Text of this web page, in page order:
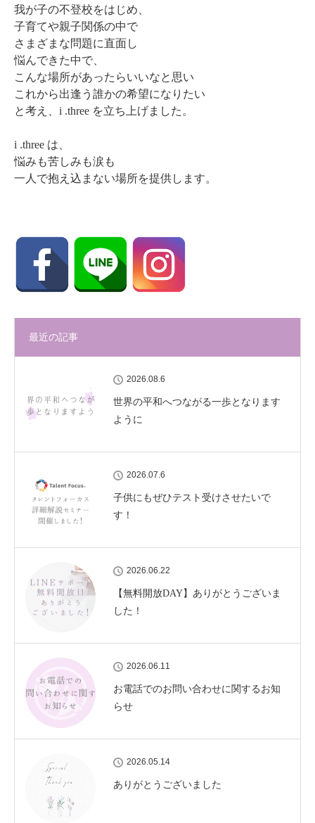
我が子の不登校をはじめ、
子育てや親子関係の中で
さまざまな問題に直面し
悩んできた中で、
こんな場所があったらいいなと思い
これから出逢う誰かの希望になりたい
と考え、i .three を立ち上げました。
i .three は、
悩みも苦しみも涙も
一人で抱え込まない場所を提供します。
最近の記事
2026.08.6
世界の平和へつながる一歩となります
ように
2026.07.6
子供にもぜひテスト受けさせたいで
す！
2026.06.22
【無料開放DAY】ありがとうございま
した！
2026.06.11
お電話でのお問い合わせに関するお知
らせ
2026.05.14
ありがとうございました